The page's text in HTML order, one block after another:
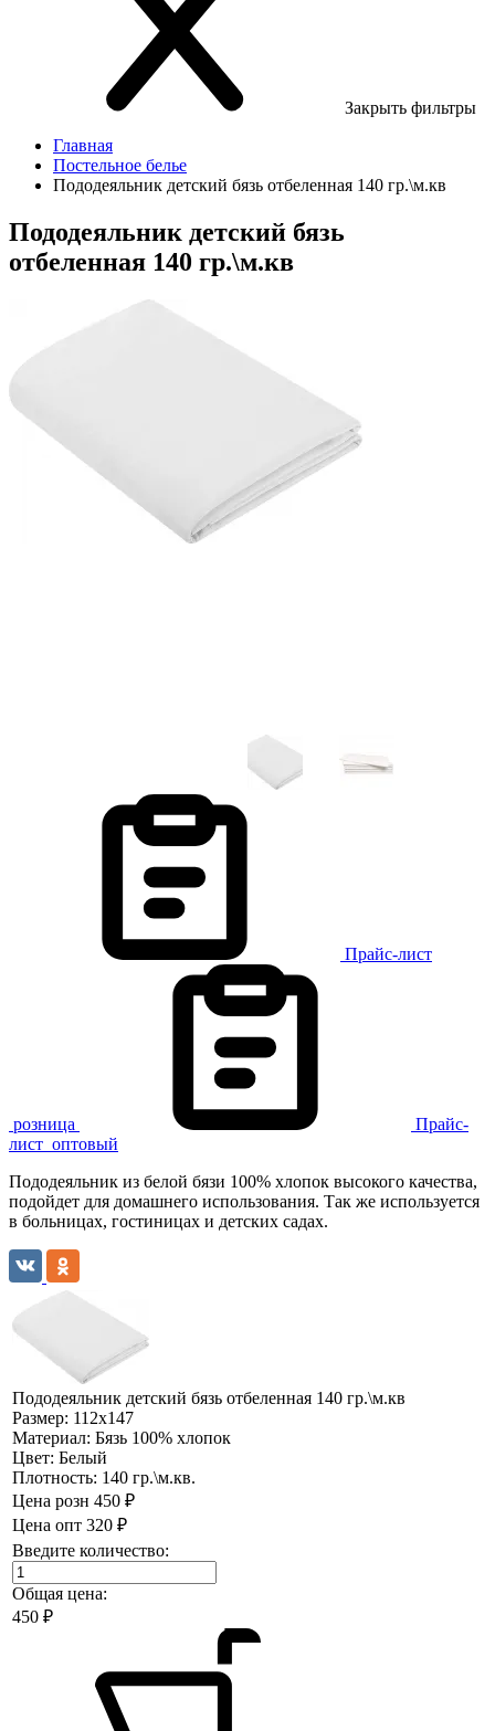
Закрыть фильтры
Главная
Постельное белье
Пододеяльник детский бязь отбеленная 140 гр.\м.кв
Пододеяльник детский бязь
отбеленная 140 гр.\м.кв
Прайс-лист
розница
Прайс-
лист оптовый
Пододеяльник из белой бязи 100% хлопок высокого качества,
подойдет для домашнего использования. Так же используется
в больницах, гостиницах и детских садах.
Пододеяльник детский бязь отбеленная 140 гр.\м.кв
Размер: 112х147
Материал: Бязь 100% хлопок
Цвет: Белый
Плотность: 140 гр.\м.кв.
Цена розн 450 ₽
Цена опт 320 ₽
Введите количество:
Общая цена:
450 ₽